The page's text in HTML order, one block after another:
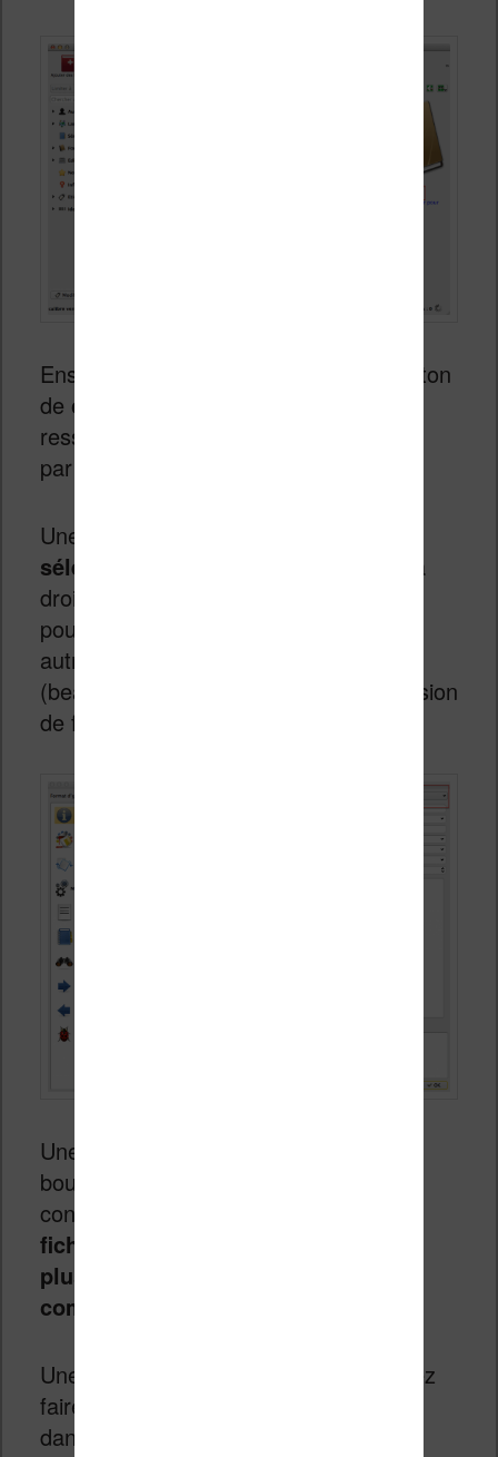
Ensuite vous pouvez cliquer sur le bouton
de conversion
ressemble à un livre avec deux flèches
par dessus).
Une fois sur la fenêtre de conversion
sélectionnez le format PDF
en haut à
droite comme format de sortie. Vous
pouvez aussi jeter un coup d’oeil aux
autres options ainsi qu’à l’article
(beaucoup plus complet) sur la conversion
de fichiers avec le logiciel Calibre.
Une fois que c’est bon, cliquez sur le
bouton OK et patientez pendant la
conversion.
fichier DJVU en PDF peut prendre
plusieurs minutes suivant la
complexité du document
Une fois que c’est terminé, vous pouvez
faire un clic droit sur votre
dans Calibre et sélectionner l’option